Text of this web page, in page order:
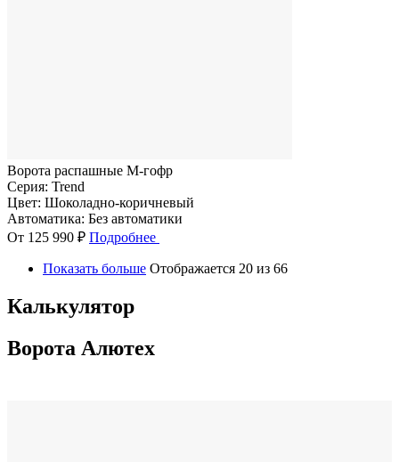
Ворота распашные M-гофр
Серия: Trend
Цвет: Шоколадно-коричневый
Автоматика: Без автоматики
От 125 990 ₽ Подробнее
Показать больше Отображается 20 из 66
Калькулятор
Ворота Алютех